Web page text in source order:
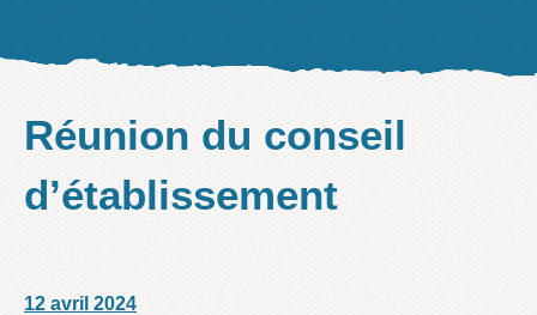
Réunion du conseil
d’établissement
12 avril 2024